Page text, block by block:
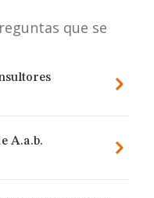
que se
A.a.b.